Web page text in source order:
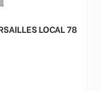
LOCAL 78